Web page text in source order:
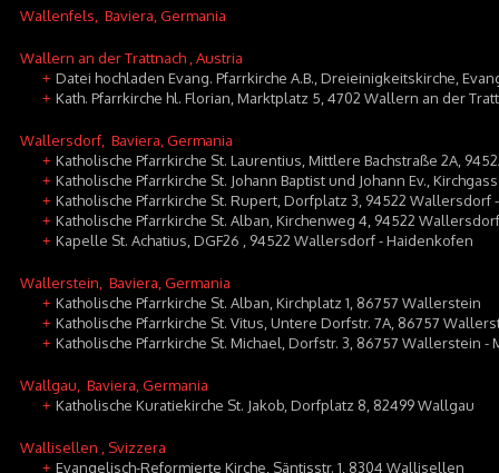
Wallenfels , Baviera, Germania
Wallern an der Trattnach , Austria
+ Datei hochladen Evang. Pfarrkirche A.B., Dreieinigkeitskirche,
+ Kath. Pfarrkirche hl. Florian, Marktplatz 5, 4702 Wallern an der
Wallersdorf , Baviera, Germania
+ Katholische Pfarrkirche St. Laurentius, Mittlere Bachstraße 2A,
+ Katholische Pfarrkirche St. Johann Baptist und Johann Ev.,
+ Katholische Pfarrkirche St. Rupert, Dorfplatz 3, 94522 Wallersdorf
+ Katholische Pfarrkirche St. Alban, Kirchenweg 4, 94522
+ Kapelle St. Achatius, DGF26 , 94522 Wallersdorf - Haidenkofen
Wallerstein , Baviera, Germania
+ Katholische Pfarrkirche St. Alban, Kirchplatz 1, 86757 Wallerstein
+ Katholische Pfarrkirche St. Vitus, Untere Dorfstr. 7A, 86757
+ Katholische Pfarrkirche St. Michael, Dorfstr. 3, 86757 Wallerstein -
Wallgau , Baviera, Germania
+ Katholische Kuratiekirche St. Jakob, Dorfplatz 8, 82499 Wallgau
Wallisellen , Svizzera
+ Evangelisch-Reformierte Kirche, Säntisstr. 1, 8304 Wallisellen